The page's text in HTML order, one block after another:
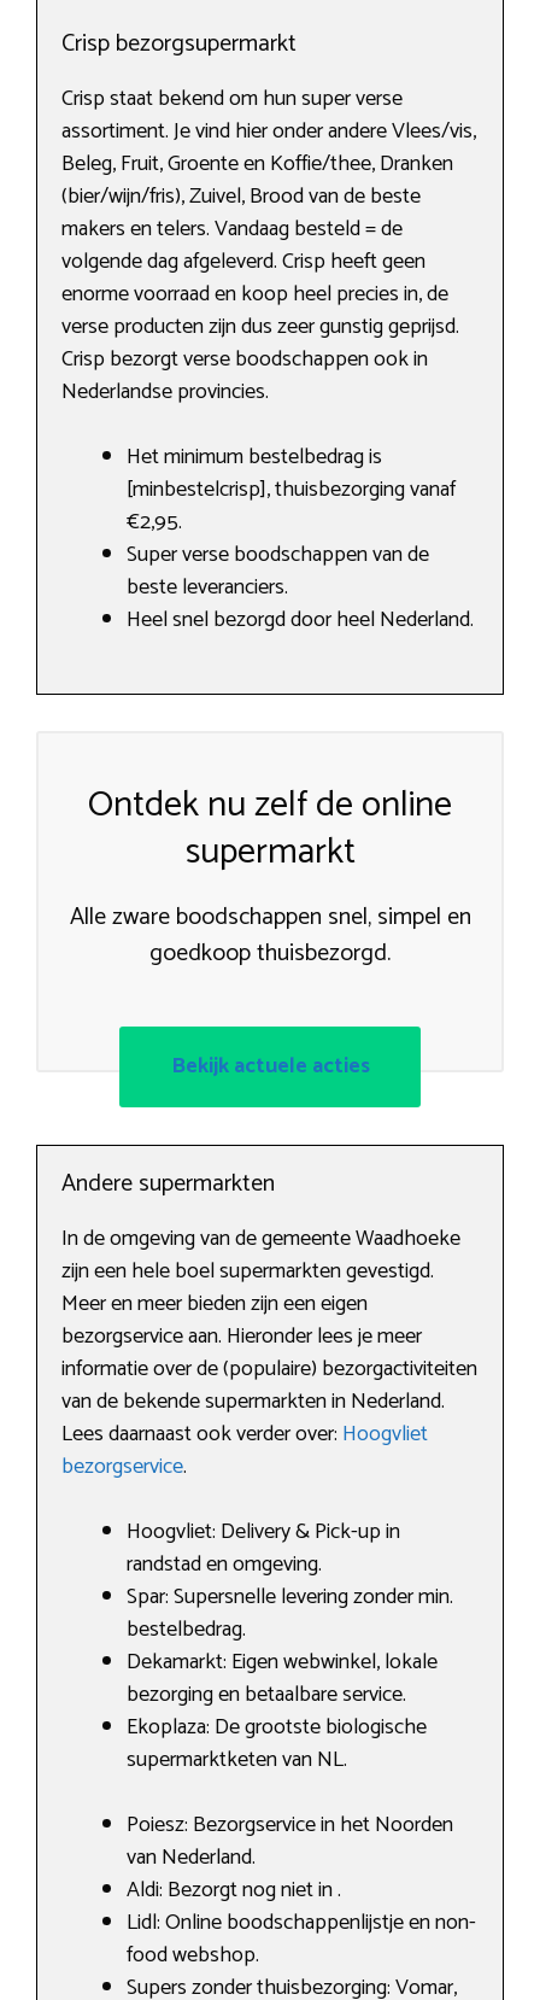
Crisp bezorgsupermarkt
Crisp staat bekend om hun super verse
assortiment. Je vind hier onder andere Vlees/vis,
Beleg, Fruit, Groente en Koffie/thee, Dranken
(bier/wijn/fris), Zuivel, Brood van de beste
makers en telers. Vandaag besteld = de
volgende dag afgeleverd. Crisp heeft geen
enorme voorraad en koop heel precies in, de
verse producten zijn dus zeer gunstig geprijsd.
Crisp bezorgt verse boodschappen ook in
Nederlandse provincies.
Het minimum bestelbedrag is
[minbestelcrisp], thuisbezorging vanaf
€2,95.
Super verse boodschappen van de
beste leveranciers.
Heel snel bezorgd door heel Nederland.
Ontdek nu zelf de online
supermarkt
Alle zware boodschappen snel, simpel en
goedkoop thuisbezorgd.
Bekijk actuele acties
Andere supermarkten
In de omgeving van de gemeente Waadhoeke
zijn een hele boel supermarkten gevestigd.
Meer en meer bieden zijn een eigen
bezorgservice aan. Hieronder lees je meer
informatie over de (populaire) bezorgactiviteiten
van de bekende supermarkten in Nederland.
Lees daarnaast ook verder over: Hoogvliet
bezorgservice.
Hoogvliet: Delivery & Pick-up in
randstad en omgeving.
Spar: Supersnelle levering zonder min.
bestelbedrag.
Dekamarkt: Eigen webwinkel, lokale
bezorging en betaalbare service.
Ekoplaza: De grootste biologische
supermarktketen van NL.
Poiesz: Bezorgservice in het Noorden
van Nederland.
Aldi: Bezorgt nog niet in .
Lidl: Online boodschappenlijstje en non-
food webshop.
Supers zonder thuisbezorging: Vomar,